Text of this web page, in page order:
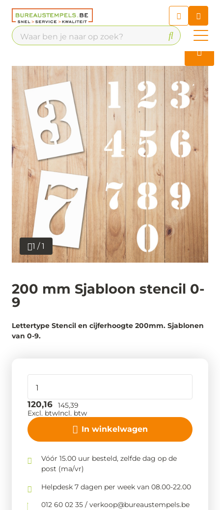
Chat 24/7 met onze chatbot
voor hulp
Contact
1 / 1
200 mm Sjabloon stencil 0-
9
Lettertype Stencil en cijferhoogte 200mm. Sjablonen
van 0-9.
In winkelwagen
120,16
Excl. btw
145,39
Incl. btw
Vóór 15.00 uur besteld, zelfde dag op de
post (ma/vr)
Helpdesk 7 dagen per week van 08.00-22.00
012 60 02 35 / verkoop@bureaustempels.be